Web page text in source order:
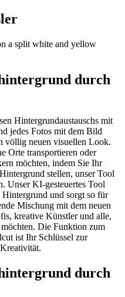
durch
Hintergrundaustauschs mit
jedes Fotos mit dem Bild
völlig neuen visuellen Look.
Orte transportieren oder
möchten, indem Sie Ihr
stellen, unser Tool
Unser KI-gesteuertes Tool
und sorgt so für
Mischung mit dem neuen
kreative Künstler und alle,
Die Funktion zum
ist Ihr Schlüssel zur
durch